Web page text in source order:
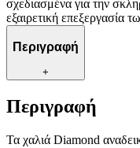
σχεδιασμένα για την
εξαιρετική επεξεργασία
Περιγραφή
+
Περιγραφή
Τα χαλιά Diamond